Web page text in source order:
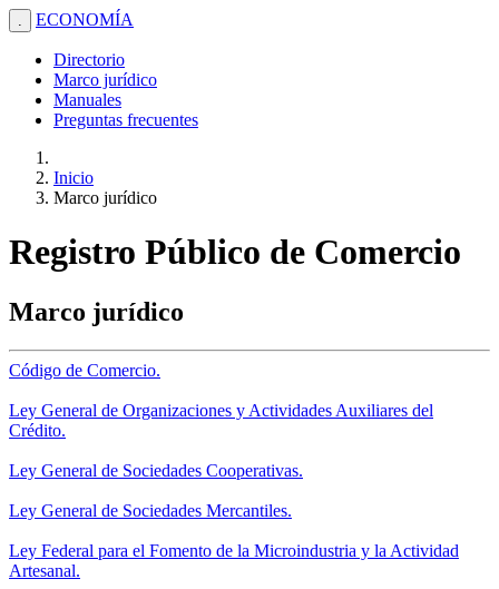
. ECONOMÍA
Directorio
Marco jurídico
Manuales
Preguntas frecuentes
Inicio
Marco jurídico
Registro Público de Comercio
Marco jurídico
Código de Comercio.
Ley General de Organizaciones y Actividades Auxiliares del
Crédito.
Ley General de Sociedades Cooperativas.
Ley General de Sociedades Mercantiles.
Ley Federal para el Fomento de la Microindustria y la Actividad
Artesanal.